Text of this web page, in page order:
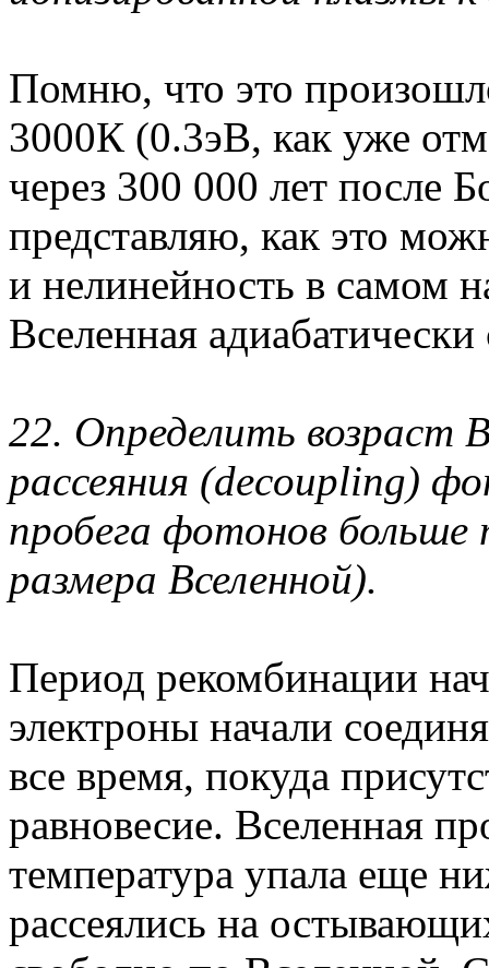
Помню, что это
3000К (0.3эВ, как уже
через 300 000 лет после
представляю, как это
и нелинейность в самом
Вселенная
22. Определить возраст
рассеяния (decoupling)
пробега фотонов больше
размера Вселенной).
Период рекомбинации
электроны начали
все время, покуда
равновесие. Вселенная
температура упала еще
рассеялись на